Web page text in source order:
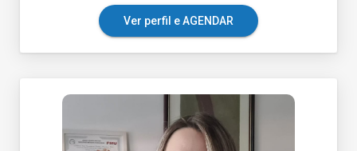
Ver perfil e AGENDAR